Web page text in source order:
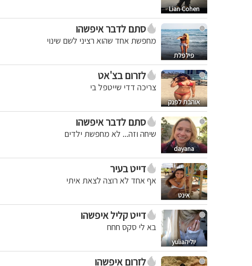
Lian Cohen
פילפלת
סתם לדבר איפשהו
מחפשת אחד שהוא רציני לשם שינוי
אוהבת לפנק
לזרום בצ'אט
צריכה דדי שייטפל בי
dayana
סתם לדבר איפשהו
שיחה וזה... לא מחפשת ילדים
אינט
דייט בעיר
אף אחד לא רוצה לצאת איתי
יוליהyulia
דייט קליל איפשהו
בא לי סקס חחח
לזרום איפשהו